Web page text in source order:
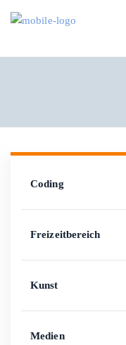
Coding
Freizeitbereich
Kunst
Medien